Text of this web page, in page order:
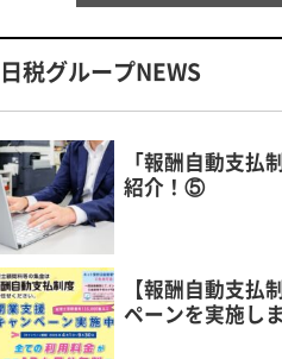
日税グループNEWS
「報酬自動支払
紹介！⑤
【報酬自動支払
ペーンを実施し